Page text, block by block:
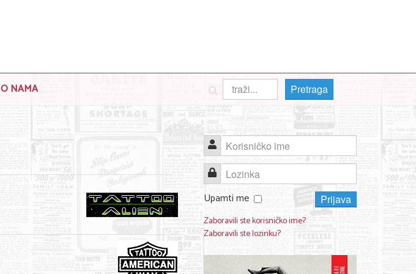
O NAMA Pretraga
Korisničko ime
Lozinka
Upamti me
Prijava
Zaboravili ste korisničko ime?
Zaboravili ste lozinku?